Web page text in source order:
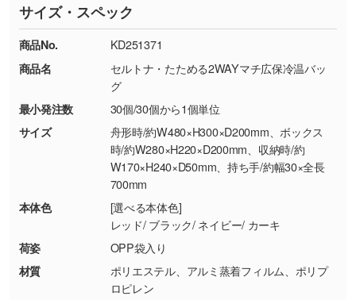
す。→詳しく見る
・コーポレートカラーを使って印刷したい／印
刷色にこだわりがある
DIC・PANTONEなどのカラーチップの指定や、
現物支給による色指定も承っております。→
しく見る
・背景がある画像からキャラクター部分だけを
使いたいです
シンプルな背景のデータや、使いたいキャラク
ター部分の輪郭がはっきりしているデータは切
り抜き処理が可能です。→
・持っているデータの背景が足りない／塗り足
※詳しくは「商品の良品基準について
ください。
【返品・交換ができない場合】
・お客様の元で商品を加工された場合、または
商品が破損した場合
・商品到着後7日以上経過している場合
・お客様のご都合による返品・交換依頼(商
品・色・数量などの注文間違い等)
TEL：0422-29-9911 営業時間10:00～
18:00(土日祝日除く)
サイズ・スペック
商品No.
KD251371
商品名
セルトナ・たためる2WAYマチ広保冷温バッ
グ
最小発注数
30個/30個から1個単位
サイズ
舟形時/約W480×H300×D200mm、ボックス
時/約W280×H220×D200mm、収納時/約
W170×H240×D50mm、持ち手/約幅30×全長
700mm
本体色
[選べる本体色]
レッド/ ブラック/ ネイビー/ カーキ
荷姿
OPP袋入り
材質
ポリエステル、アルミ蒸着フィルム、ポリプ
ロピレン